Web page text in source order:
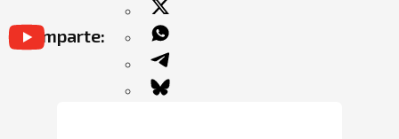
Comparte: